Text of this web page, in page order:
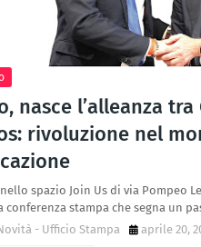
nasce l’alleanza tra
rivoluzione nel
spazio Join Us di via Pompeo
conferenza stampa che segna un
- Ufficio Stampa
aprile 20,